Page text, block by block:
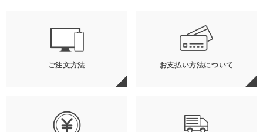
ご注文方法 お支払い方法について